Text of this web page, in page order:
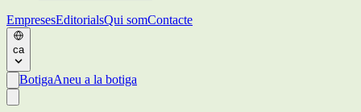
EmpresesEditorialsQui somContacte
ca
BotigaAneu a la botiga